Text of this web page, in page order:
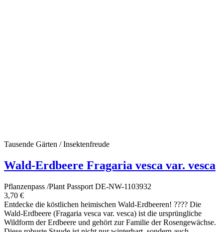
Tausende Gärten / Insektenfreude
Wald-Erdbeere Fragaria vesca var. vesca
Pflanzenpass /Plant Passport DE-NW-1103932
3,70 €
Entdecke die köstlichen heimischen Wald-Erdbeeren! ???? Die
Wald-Erdbeere (Fragaria vesca var. vesca) ist die ursprüngliche
Wildform der Erdbeere und gehört zur Familie der Rosengewächse.